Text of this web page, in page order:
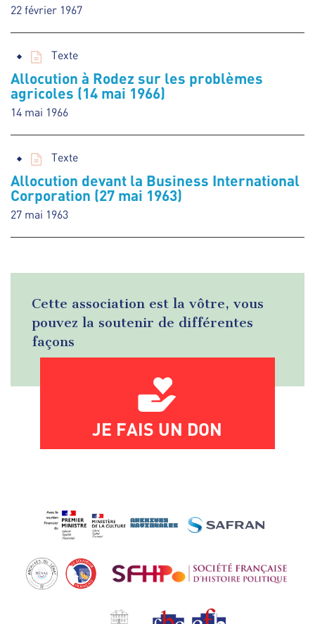
22 février 1967
Texte
Allocution à Rodez sur les problèmes
agricoles (14 mai 1966)
14 mai 1966
Texte
Allocution devant la Business International
Corporation (27 mai 1963)
27 mai 1963
Cette association est la vôtre, vous
pouvez la soutenir de différentes
façons
JE FAIS UN DON